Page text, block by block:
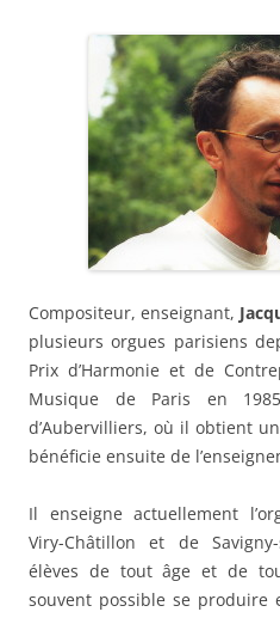
Compositeur, enseignant,
plusieurs orgues parisiens
Prix d’Harmonie et de
Musique de Paris en
d’Aubervilliers, où il obtient
bénéficie ensuite de
Il enseigne actuellement
Viry-Châtillon et de
élèves de tout âge et de
souvent possible se produire